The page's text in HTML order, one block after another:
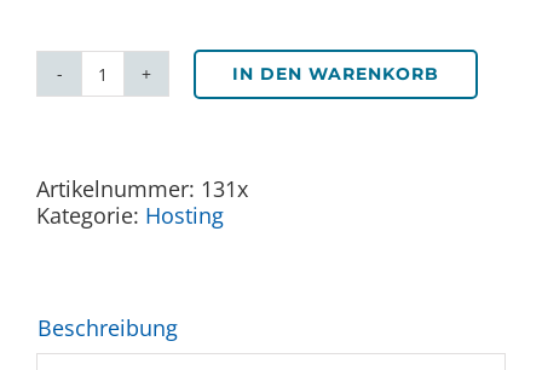
EXAhosted
IN DEN WARENKORB
Artikelnummer: 131x
Kategorie: Hosting
Beschreibung